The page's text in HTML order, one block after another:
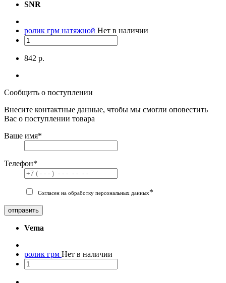
SNR
ролик грм натяжной Нет в наличии
842 р.
Сообщить о поступлении
Внесите контактные данные, чтобы мы смогли оповестить
Вас о поступлении товара
Ваше имя*
Телефон*
Согласен на обработку персональных данных*
отправить
Vema
ролик грм Нет в наличии